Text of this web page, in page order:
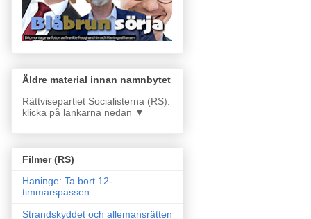
Äldre material innan namnbytet
Rättvisepartiet Socialisterna (RS):
klicka på länkarna nedan ▼
Filmer (RS)
Haninge: Ta bort 12-
timmarspassen
Strandskyddet och allemansrätten